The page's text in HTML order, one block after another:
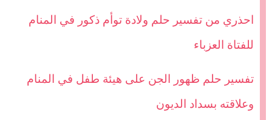
احذري من تفسير حلم ولادة توأم ذكور في المنام
للفتاة العزباء
تفسير حلم ظهور الجن على هيئة طفل في المنام
وعلاقته بسداد الديون